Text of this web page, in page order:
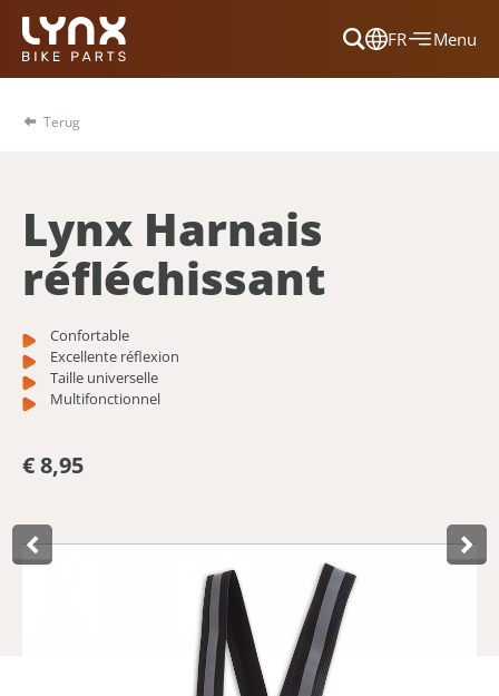
FR
Dansk
Nederlands
Menu
Terug
Lynx Harnais
réfléchissant
Confortable
Excellente réflexion
Taille universelle
Multifonctionnel
€ 8,95